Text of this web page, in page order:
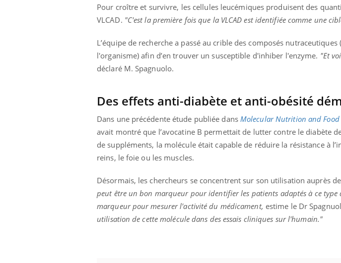
Pour croître et survivre, les cellules leucémiques produisent des
VLCAD. "C'est la première fois que la VLCAD est identifiée comme une
L’équipe de recherche a passé au crible des composés
l'organisme) afin d’en trouver un susceptible d'inhiber l'enzyme. "Et
déclaré M. Spagnuolo.
Des effets anti-diabète et anti-obésité
Dans une précédente étude publiée dans Molecular Nutrition and Food
avait montré que l’avocatine B permettait de lutter contre le diabète
de suppléments, la molécule était capable de réduire la résistance à
reins, le foie ou les muscles.
Désormais, les chercheurs se concentrent sur son utilisation auprès
peut être un bon marqueur pour identifier les patients adaptés à ce type
marqueur pour mesurer l'activité du médicament, estime le Dr
utilisation de cette molécule dans des essais cliniques sur l'humain."
Fatigue, irritabilité, brouillard mental ou
même alopécie… Les symptômes de la
En 2026, l'insuline dans le diabète de
reste entourée d'idées reçues chez les